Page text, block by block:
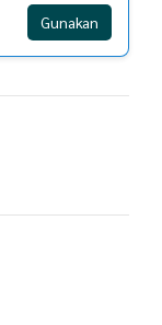
Gunakan